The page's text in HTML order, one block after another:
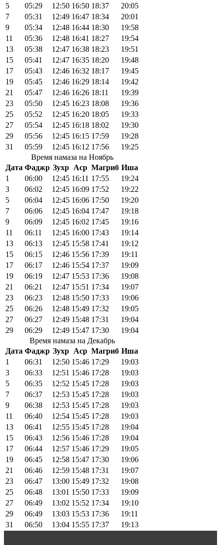
5
05:29 12:50 16:50 18:37
20:05
7
05:31 12:49 16:47 18:34
20:01
9
05:34 12:48 16:44 18:30
19:58
11
05:36 12:48 16:41 18:27
19:54
13
05:38 12:47 16:38 18:23
19:51
15
05:41 12:47 16:35 18:20
19:48
17
05:43 12:46 16:32 18:17
19:45
19
05:45 12:46 16:29 18:14
19:42
21
05:47 12:46 16:26 18:11
19:39
23
05:50 12:45 16:23 18:08
19:36
25
05:52 12:45 16:20 18:05
19:33
27
05:54 12:45 16:18 18:02
19:30
29
05:56 12:45 16:15 17:59
19:28
31
05:59 12:45 16:12 17:56
19:25
Время намаза на Ноябрь
Дата Фаджр Зухр Аср Магриб Иша
1
06:00 12:45 16:11 17:55
19:24
3
06:02 12:45 16:09 17:52
19:22
5
06:04 12:45 16:06 17:50
19:20
7
06:06 12:45 16:04 17:47
19:18
9
06:09 12:45 16:02 17:45
19:16
11
06:11 12:45 16:00 17:43
19:14
13
06:13 12:45 15:58 17:41
19:12
15
06:15 12:46 15:56 17:39
19:11
17
06:17 12:46 15:54 17:37
19:09
19
06:19 12:47 15:53 17:36
19:08
21
06:21 12:47 15:51 17:34
19:07
23
06:23 12:48 15:50 17:33
19:06
25
06:26 12:48 15:49 17:32
19:05
27
06:27 12:49 15:48 17:31
19:04
29
06:29 12:49 15:47 17:30
19:04
Время намаза на Декабрь
Дата Фаджр Зухр Аср Магриб Иша
1
06:31 12:50 15:46 17:29
19:03
3
06:33 12:51 15:46 17:28
19:03
5
06:35 12:52 15:45 17:28
19:03
7
06:37 12:53 15:45 17:28
19:03
9
06:38 12:53 15:45 17:28
19:03
11
06:40 12:54 15:45 17:28
19:03
13
06:41 12:55 15:45 17:28
19:04
15
06:43 12:56 15:46 17:28
19:04
17
06:44 12:57 15:46 17:29
19:05
19
06:45 12:58 15:47 17:30
19:06
21
06:46 12:59 15:48 17:31
19:07
23
06:47 13:00 15:49 17:32
19:08
25
06:48 13:01 15:50 17:33
19:09
27
06:49 13:02 15:52 17:34
19:10
29
06:49 13:03 15:53 17:36
19:11
31
06:50 13:04 15:55 17:37 19:13